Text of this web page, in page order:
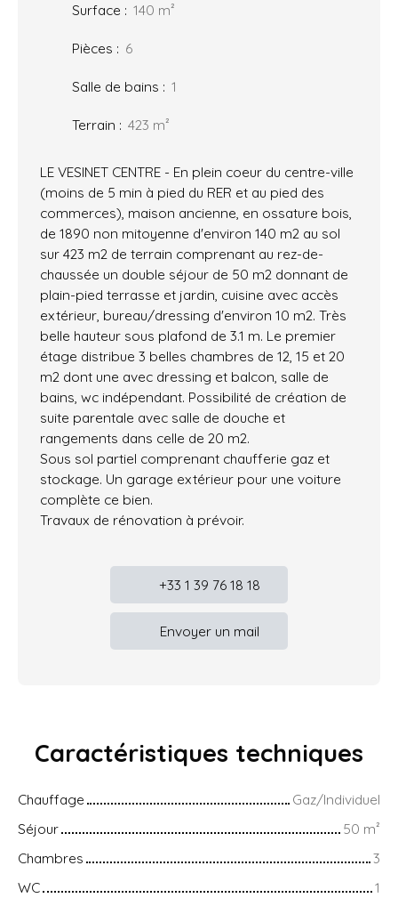
Surface : 140 m²
Pièces : 6
Salle de bains : 1
Terrain : 423 m²
LE VESINET CENTRE - En plein coeur du centre-ville
(moins de 5 min à pied du RER et au pied des
commerces), maison ancienne, en ossature bois,
de 1890 non mitoyenne d'environ 140 m2 au sol
sur 423 m2 de terrain comprenant au rez-de-
chaussée un double séjour de 50 m2 donnant de
plain-pied terrasse et jardin, cuisine avec accès
extérieur, bureau/dressing d'environ 10 m2. Très
belle hauteur sous plafond de 3.1 m. Le premier
étage distribue 3 belles chambres de 12, 15 et 20
m2 dont une avec dressing et balcon, salle de
bains, wc indépendant. Possibilité de création de
suite parentale avec salle de douche et
rangements dans celle de 20 m2.
Sous sol partiel comprenant chaufferie gaz et
stockage. Un garage extérieur pour une voiture
complète ce bien.
Travaux de rénovation à prévoir.
+33 1 39 76 18 18
Envoyer un mail
Caractéristiques techniques
Chauffage
Gaz/Individuel
Séjour
50 m²
Chambres
3
WC
1